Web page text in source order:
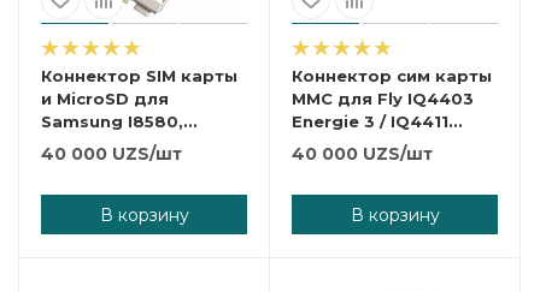
Коннектор SIM карты
и MicroSD для
Samsung I8580,
G3500, I9128.
40 000 UZS/шт
В корзину
Коннектор сим карты
MMC для Fly IQ4403
Energie 3 / IQ4411
Quad Energie 2.
40 000 UZS/шт
В корзину